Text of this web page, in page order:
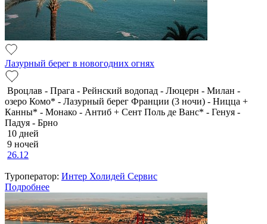
Лазурный берег в новогодних огнях
Вроцлав - Прага - Рейнский водопад - Люцерн - Милан -
озеро Комо* - Лазурный берег Франции (3 ночи) - Ницца +
Канны* - Монако - Антиб + Сент Поль де Ванс* - Генуя -
Падуя - Брно
10 дней
9 ночей
26.12
Туроператор: Интер Холидей Сервис
Подробнее